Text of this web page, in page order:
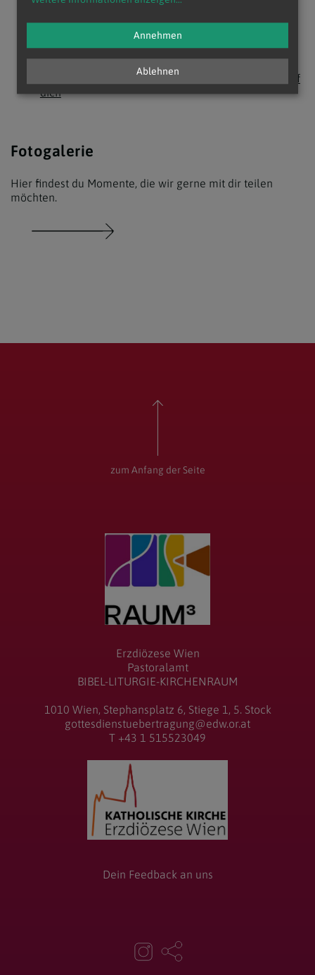
- ORF III - Johannes Haas - Ich traue auf
dich
Fotogalerie
Hier findest du Momente, die wir gerne mit dir teilen
möchten.
zum Anfang der Seite
Erzdiözese Wien
Pastoralamt
BIBEL-LITURGIE-KIRCHENRAUM
1010 Wien, Stephansplatz 6, Stiege 1, 5. Stock
gottesdienstuebertragung@edw.or.at
T +43 1 515523049
Dein Feedback an uns
Ablehnen
Annehmen